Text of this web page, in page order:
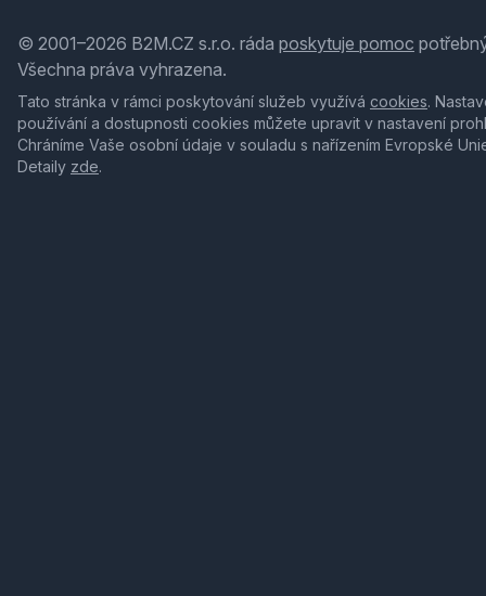
© 2001–2026 B2M.CZ s.r.o. ráda poskytuje pomoc
Všechna práva vyhrazena.
Tato stránka v rámci poskytování služeb využívá cookies.
používání a dostupnosti cookies můžete upravit v nastavení
Chráníme Vaše osobní údaje v souladu s nařízením Evropské
Detaily zde.